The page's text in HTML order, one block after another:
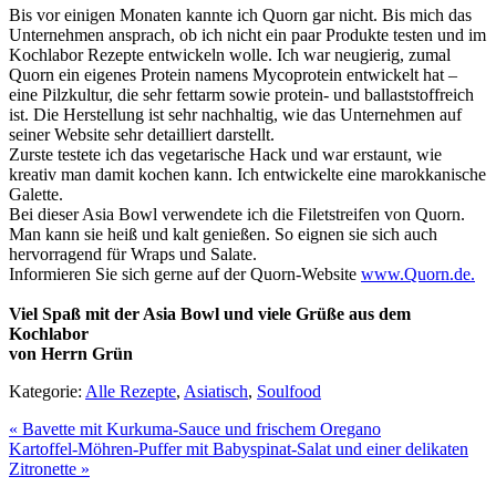
Bis vor einigen Monaten kannte ich Quorn gar nicht. Bis mich das
Unternehmen ansprach, ob ich nicht ein paar Produkte testen und im
Kochlabor Rezepte entwickeln wolle. Ich war neugierig, zumal
Quorn ein eigenes Protein namens Mycoprotein entwickelt hat –
eine Pilzkultur, die sehr fettarm sowie protein- und ballaststoffreich
ist. Die Herstellung ist sehr nachhaltig, wie das Unternehmen auf
seiner Website sehr detailliert darstellt.
Zurste testete ich das vegetarische Hack und war erstaunt, wie
kreativ man damit kochen kann. Ich entwickelte eine marokkanische
Galette.
Bei dieser Asia Bowl verwendete ich die Filetstreifen von Quorn.
Man kann sie heiß und kalt genießen. So eignen sie sich auch
hervorragend für Wraps und Salate.
Informieren Sie sich gerne auf der Quorn-Website www.Quorn.de.
Viel Spaß mit der Asia Bowl und viele Grüße aus dem
Kochlabor
von Herrn Grün
Kategorie: Alle Rezepte, Asiatisch, Soulfood
« Bavette mit Kurkuma-Sauce und frischem Oregano
Kartoffel-Möhren-Puffer mit Babyspinat-Salat und einer delikaten
Zitronette »